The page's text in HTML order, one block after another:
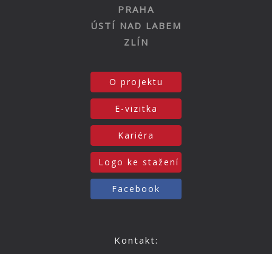
PRAHA
ÚSTÍ NAD LABEM
ZLÍN
O projektu
E-vizitka
Kariéra
Logo ke stažení
Facebook
Kontakt: